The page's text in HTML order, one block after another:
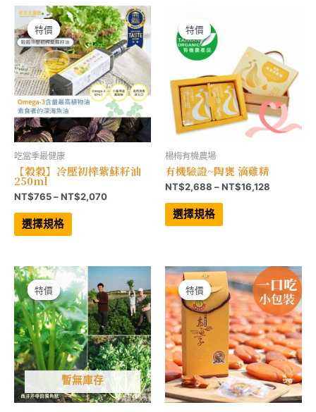
NT$1,830
款
式。
可
在
產
品
頁
面
選
擇
選
項
面
選
擇
選
項
特價
特價
吃當季最健康
【穀穀】冷壓初榨紫蘇籽油
250ml
NT$765–NT$2,070價
NT$2,070
選擇規格
此
品
款
式。
可
在
產
品
頁
面
選
擇
選
項
特價
特價
楊梅有機農場
有機驗證~陶甕 滴雞精
NT$2,688 –NT$16,128
選擇規格
此
品
式。
可
在
產
品
頁
面
選
擇
選
項
特價
暫無庫存
特價 特價
特價